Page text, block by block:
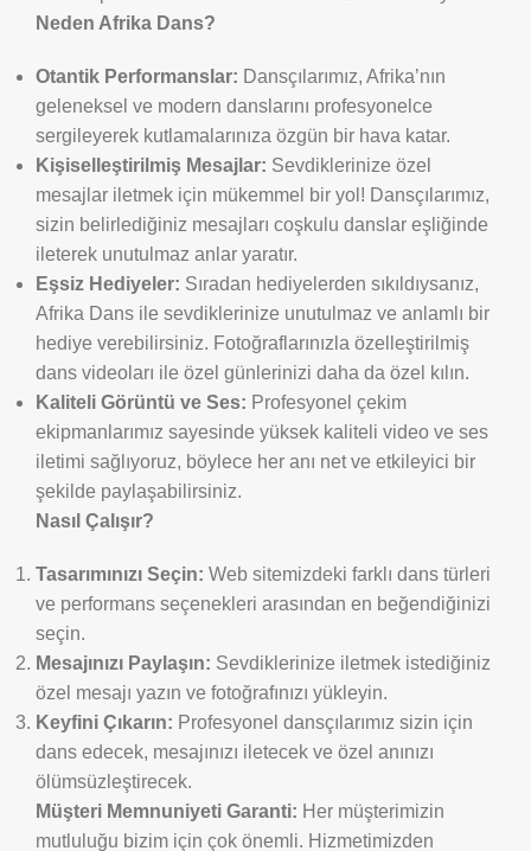
Neden Afrika Dans?
Otantik Performanslar: Dansçılarımız, Afrika’nın
geleneksel ve modern danslarını profesyonelce
sergileyerek kutlamalarınıza özgün bir hava katar.
Kişiselleştirilmiş Mesajlar: Sevdiklerinize özel
mesajlar iletmek için mükemmel bir yol! Dansçılarımız,
sizin belirlediğiniz mesajları coşkulu danslar eşliğinde
ileterek unutulmaz anlar yaratır.
Eşsiz Hediyeler: Sıradan hediyelerden sıkıldıysanız,
Afrika Dans ile sevdiklerinize unutulmaz ve anlamlı bir
hediye verebilirsiniz. Fotoğraflarınızla özelleştirilmiş
dans videoları ile özel günlerinizi daha da özel kılın.
Kaliteli Görüntü ve Ses: Profesyonel çekim
ekipmanlarımız sayesinde yüksek kaliteli video ve ses
iletimi sağlıyoruz, böylece her anı net ve etkileyici bir
şekilde paylaşabilirsiniz.
Nasıl Çalışır?
Tasarımınızı Seçin: Web sitemizdeki farklı dans türleri
ve performans seçenekleri arasından en beğendiğinizi
seçin.
Mesajınızı Paylaşın: Sevdiklerinize iletmek istediğiniz
özel mesajı yazın ve fotoğrafınızı yükleyin.
Keyfini Çıkarın: Profesyonel dansçılarımız sizin için
dans edecek, mesajınızı iletecek ve özel anınızı
ölümsüzleştirecek.
Müşteri Memnuniyeti Garanti: Her müşterimizin
mutluluğu bizim için çok önemli. Hizmetimizden